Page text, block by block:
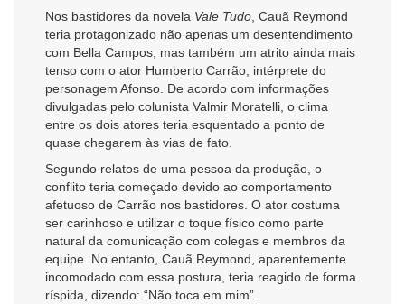
Nos bastidores da novela Vale Tudo , Cauã Reymond
teria protagonizado não apenas um desentendimento
com Bella Campos, mas também um atrito ainda mais
tenso com o ator Humberto Carrão, intérprete do
personagem Afonso. De acordo com informações
divulgadas pelo colunista Valmir Moratelli, o clima
entre os dois atores teria esquentado a ponto de
quase chegarem às vias de fato.
Segundo relatos de uma pessoa da produção, o
conflito teria começado devido ao comportamento
afetuoso de Carrão nos bastidores. O ator costuma
ser carinhoso e utilizar o toque físico como parte
natural da comunicação com colegas e membros da
equipe. No entanto, Cauã Reymond, aparentemente
incomodado com essa postura, teria reagido de forma
ríspida, dizendo: “Não toca em mim”.